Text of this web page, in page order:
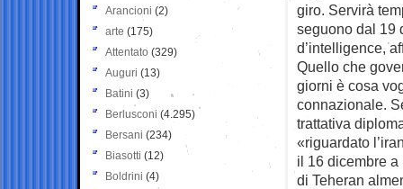
giro. Servirà
seguono dal 19
d’intelligence,
Quello che
giorni è cosa
connazionale.
trattativa
«riguardato
il 16 dicembre
di Teheran
Arancioni (2)
arte (175)
Attentato (329)
Auguri (13)
Batini (3)
Berlusconi (4.295)
Bersani (234)
Biasotti (12)
Boldrini (4)